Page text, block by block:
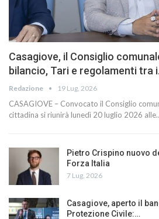
Casagiove, il Consiglio
bilancio, Tari e regolamenti tra
Redazione 19 Lug, 2026
CASAGIOVE – Convocato il Consiglio
cittadina si riunirà lunedì 20 luglio 2026
Pietro Crispino nuovo
Forza Italia
7 Lug, 2026
Casagiove, aperto il
Protezione Civile:…